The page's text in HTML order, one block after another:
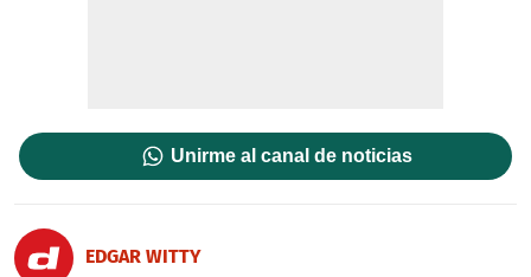
Unirme al canal de noticias
EDGAR WITTY